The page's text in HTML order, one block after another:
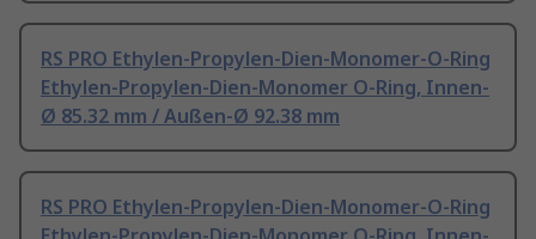
RS PRO Ethylen-Propylen-Dien-Monomer-O-Ring
Ethylen-Propylen-Dien-Monomer O-Ring, Innen-
Ø 85.32 mm / Außen-Ø 92.38 mm
RS PRO Ethylen-Propylen-Dien-Monomer-O-Ring